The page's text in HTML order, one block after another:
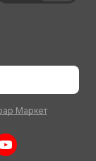
Маркет